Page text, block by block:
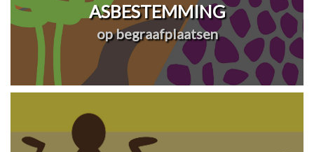
ASBESTEMMING
op begraafplaatsen